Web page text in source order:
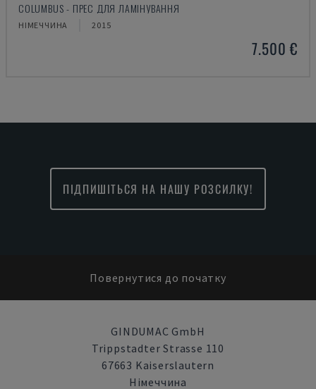
COLUMBUS - ПРЕС ДЛЯ ЛАМІНУВАННЯ
НІМЕЧЧИНА 2015
7.500 €
ПІДПИШІТЬСЯ НА НАШУ РОЗСИЛКУ!
Повернутися до початку
GINDUMAC GmbH
Trippstadter Strasse 110
67663 Kaiserslautern
Німеччина